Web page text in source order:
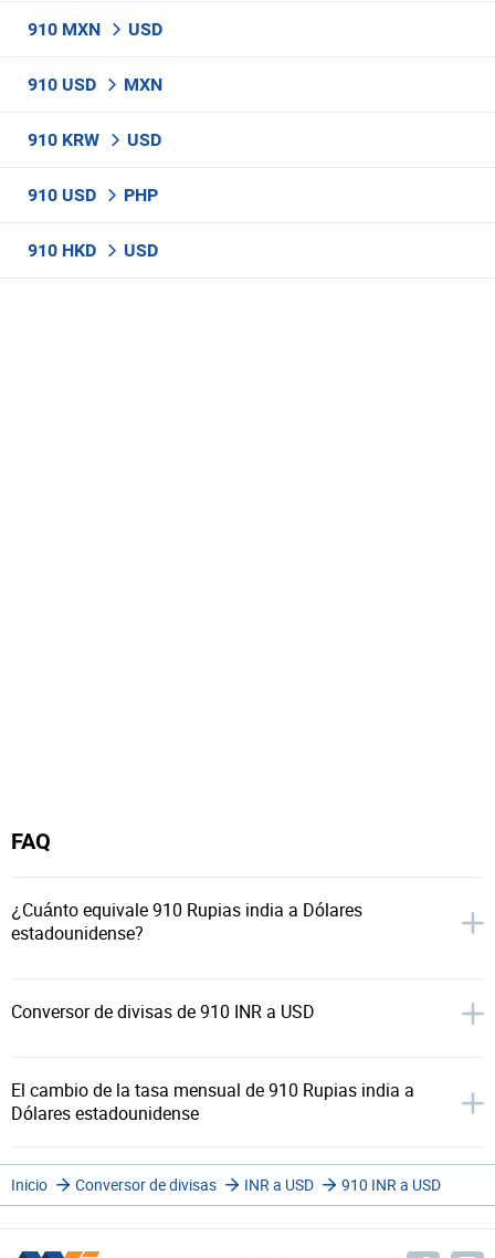
910 MXN USD
910 USD MXN
910 KRW USD
910 USD PHP
910 HKD USD
FAQ
¿Cuánto equivale 910 Rupias india a Dólares
estadounidense?
Conversor de divisas de 910 INR a USD
El cambio de la tasa mensual de 910 Rupias india a
Dólares estadounidense
Inicio Conversor de divisas INR a USD 910 INR a USD